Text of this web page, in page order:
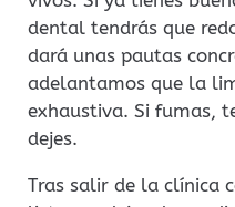
dental tendrás que
dará unas pautas
adelantamos que la
exhaustiva. Si fumas,
dejes.
Tras salir de la clínica